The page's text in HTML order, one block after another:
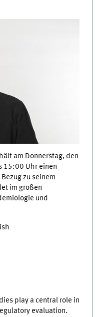
am Donnerstag, den
15:00 Uhr einen
zu seinem
im großen
und
play a central role in
evaluation.